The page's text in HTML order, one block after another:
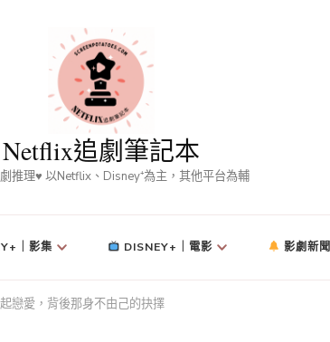
Netflix追劇筆記本
推理♥ 以Netflix、Disney⁺為主，其他平台為輔
｜影集 DISNEY+｜電影 影劇新聞
戀愛，背後那身不由己的抉擇